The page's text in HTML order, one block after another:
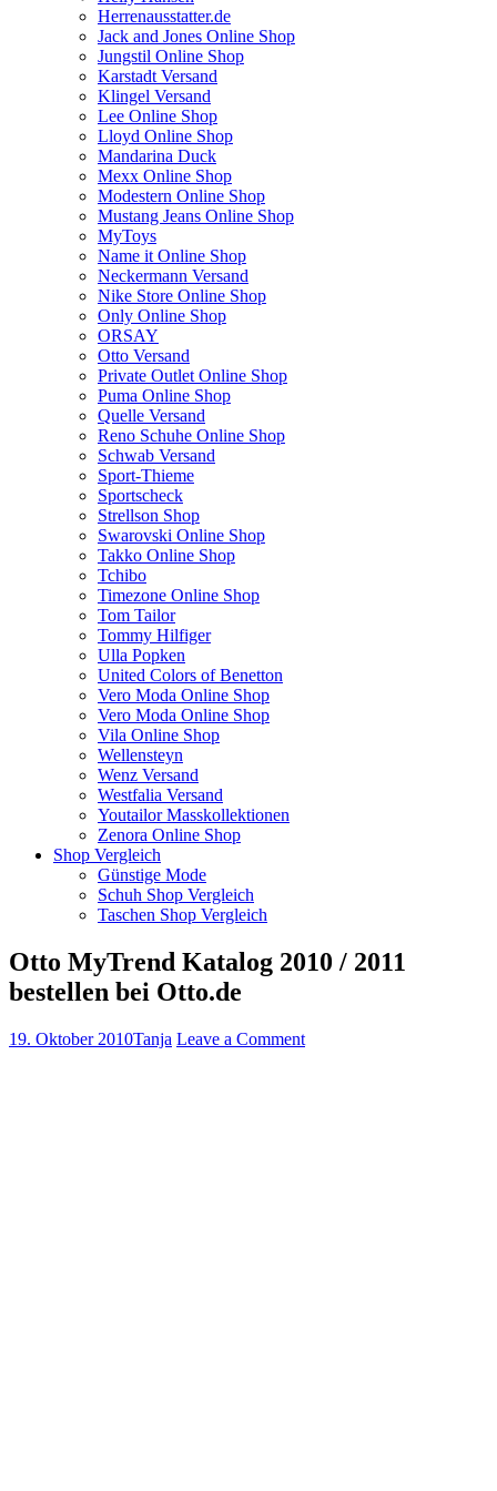
Herrenausstatter.de
Jack and Jones Online Shop
Jungstil Online Shop
Karstadt Versand
Klingel Versand
Lee Online Shop
Lloyd Online Shop
Mandarina Duck
Mexx Online Shop
Modestern Online Shop
Mustang Jeans Online Shop
MyToys
Name it Online Shop
Neckermann Versand
Nike Store Online Shop
Only Online Shop
ORSAY
Otto Versand
Private Outlet Online Shop
Puma Online Shop
Quelle Versand
Reno Schuhe Online Shop
Schwab Versand
Sport-Thieme
Sportscheck
Strellson Shop
Swarovski Online Shop
Takko Online Shop
Tchibo
Timezone Online Shop
Tom Tailor
Tommy Hilfiger
Ulla Popken
United Colors of Benetton
Vero Moda Online Shop
Vero Moda Online Shop
Vila Online Shop
Wellensteyn
Wenz Versand
Westfalia Versand
Youtailor Masskollektionen
Zenora Online Shop
Shop Vergleich
Günstige Mode
Schuh Shop Vergleich
Taschen Shop Vergleich
Otto MyTrend Katalog 2010 / 2011
bestellen bei Otto.de
19. Oktober 2010Tanja Leave a Comment